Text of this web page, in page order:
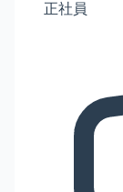
正社員